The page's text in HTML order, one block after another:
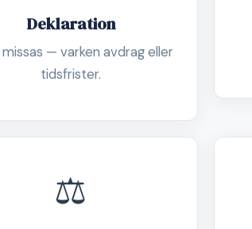
Deklaration
— varken avdrag eller
tidsfrister.
⚖️